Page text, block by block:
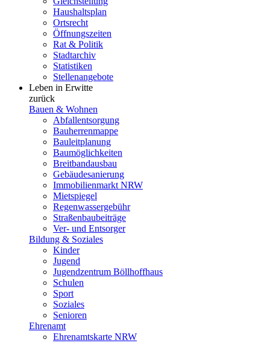
Haushaltsplan
Ortsrecht
Öffnungszeiten
Rat & Politik
Stadtarchiv
Statistiken
Stellenangebote
Leben in Erwitte
zurück
Bauen & Wohnen
Abfallentsorgung
Bauherrenmappe
Bauleitplanung
Baumöglichkeiten
Breitbandausbau
Gebäudesanierung
Immobilienmarkt NRW
Mietspiegel
Regenwassergebühr
Straßenbaubeiträge
Ver- und Entsorger
Bildung & Soziales
Kinder
Jugend
Jugendzentrum Böllhoffhaus
Schulen
Sport
Soziales
Senioren
Ehrenamt
Ehrenamtskarte NRW